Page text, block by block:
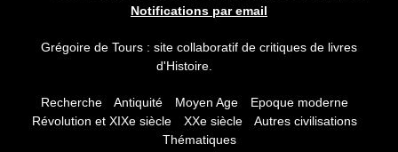
Notifications par email
Grégoire de Tours : site collaboratif de critiques de livres
d'Histoire.
Recherche Antiquité Moyen Age
Epoque moderne
Révolution et XIXe siècle
XXe siècle
Autres civilisations
Thématiques